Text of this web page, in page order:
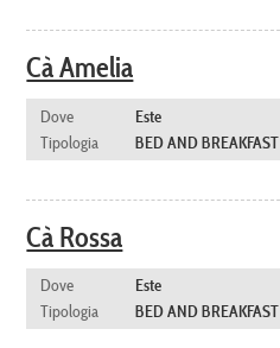
Cà Amelia
Dove
Este
Tipologia
BED AND BREAKFAST
Cà Rossa
Dove
Este
Tipologia
BED AND BREAKFAST